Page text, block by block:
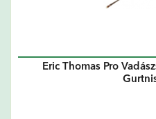
Eric Thomas Pro